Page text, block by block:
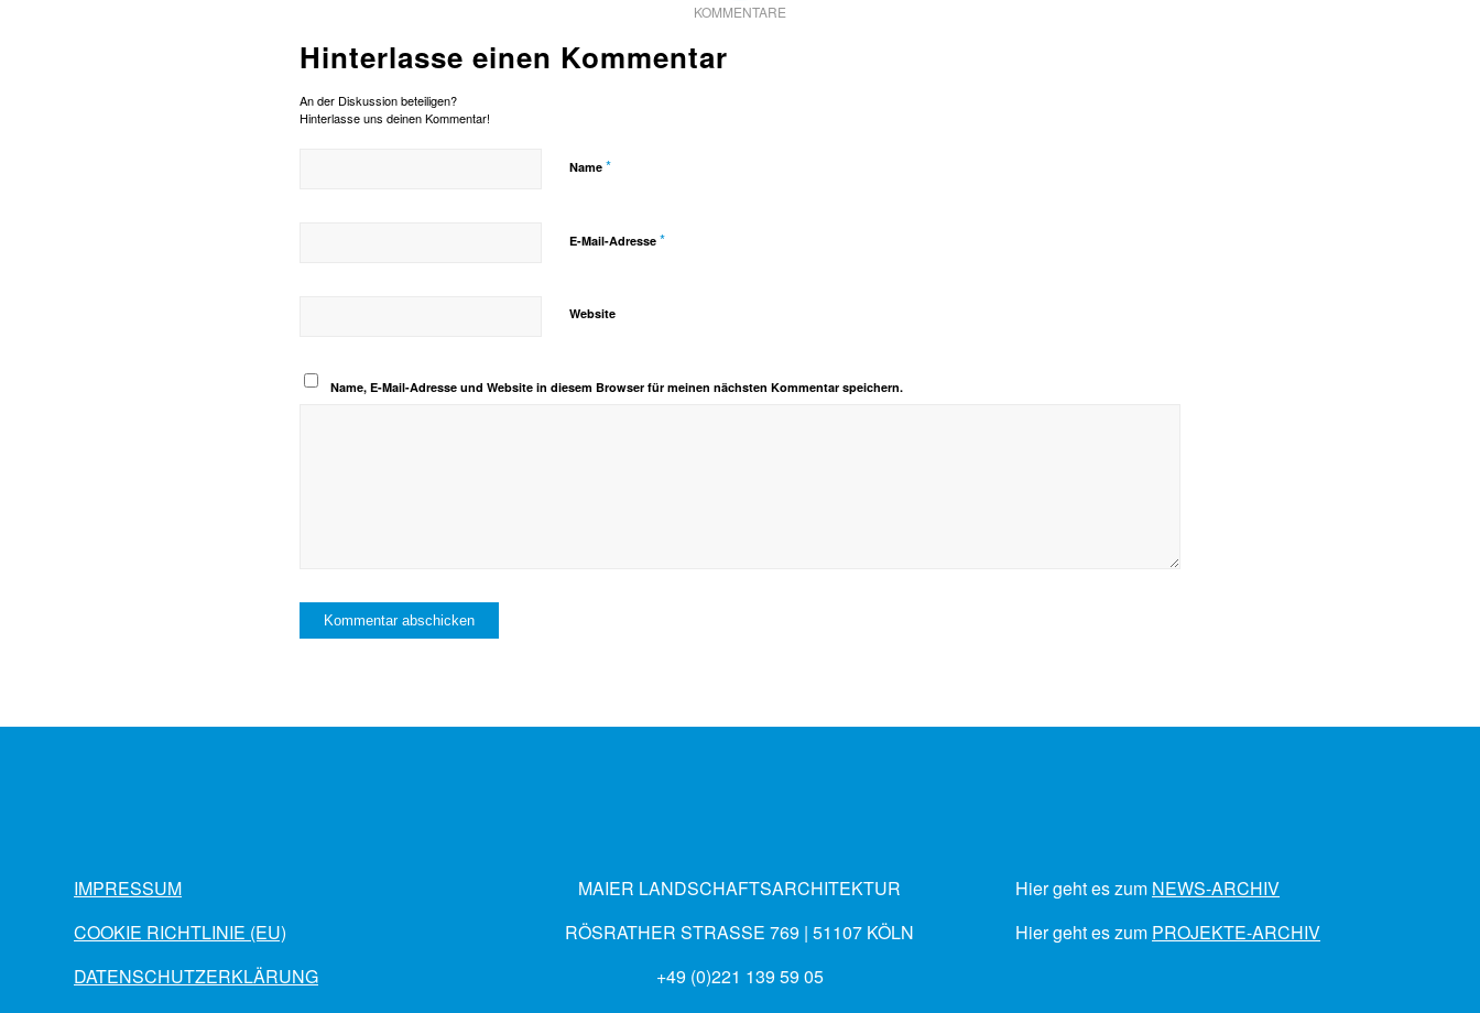
KOMMENTARE
Hinterlasse einen Kommentar
An der Diskussion beteiligen?
Hinterlasse uns deinen Kommentar!
Name *
E-Mail-Adresse *
Website
Name, E-Mail-Adresse und Website in diesem Browser für meinen nächsten Kommentar speichern.
IMPRESSUM
COOKIE RICHTLINIE (EU)
DATENSCHUTZERKLÄRUNG
MAIER LANDSCHAFTSARCHITEKTUR
RÖSRATHER STRASSE 769 | 51107 KÖLN
+49 (0)221 139 59 05
Hier geht es zum NEWS-ARCHIV
Hier geht es zum PROJEKTE-ARCHIV